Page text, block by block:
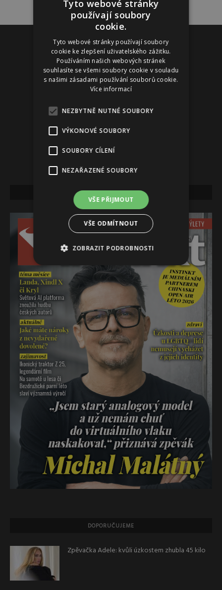
NEJNOVĚJŠÍ VYDÁNÍ
DOPORUČUJEME
Zpěvačka Adele: kvůli úzkostem zhubla 45 kilo
Tyto webové stránky
používají soubory
cookie.
Tyto webové stránky používají soubory
cookie ke zlepšení uživatelského zážitku.
Používáním našich webových stránek
souhlasíte se všemi soubory cookie v souladu
s našimi zásadami používání souborů cookie.
Více informací
NEZBYTNĚ NUTNÉ SOUBORY
VÝKONOVÉ SOUBORY
SOUBORY CÍLENÍ
NEZAŘAZENÉ SOUBORY
VŠE PŘIJMOUT
VŠE ODMÍTNOUT
ZOBRAZIT PODROBNOSTI